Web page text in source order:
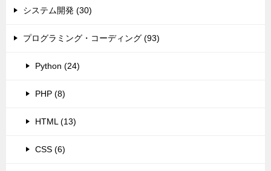
システム開発 (30)
プログラミング・コーディング (93)
Python (24)
PHP (8)
HTML (13)
CSS (6)